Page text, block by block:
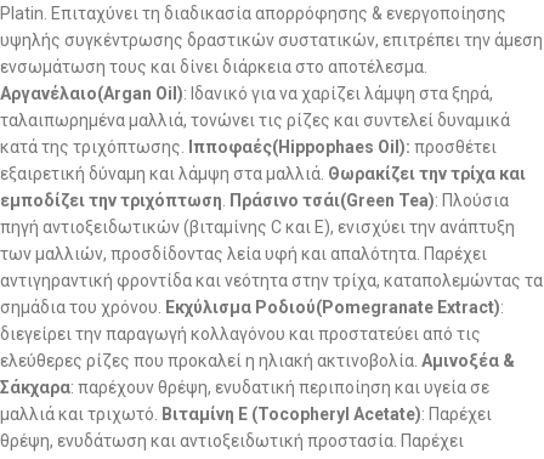
Platin. Επιταχύνει τη διαδικασία απορρόφησης & ενεργοποίησης
υψηλής συγκέντρωσης δραστικών συστατικών, επιτρέπει την άμεση
ενσωμάτωση τους και δίνει διάρκεια στο αποτέλεσμα.
Αργανέλαιο(Argan Oil): Ιδανικό για να χαρίζει λάμψη στα ξηρά,
ταλαιπωρημένα μαλλιά, τονώνει τις ρίζες και συντελεί δυναμικά
κατά της τριχόπτωσης.
Ιπποφαές(Hippophaes Oil): προσθέτει
εξαιρετική δύναμη και λάμψη στα μαλλιά. Θωρακίζει την τρίχα και
εμποδίζει την τριχόπτωση
Πράσινο τσάι(Green Tea): Πλούσια
πηγή αντιοξειδωτικών (βιταμίνης C και E), ενισχύει την ανάπτυξη
των μαλλιών, προσδίδοντας λεία υφή και απαλότητα. Παρέχει
αντιγηραντική φροντίδα και νεότητα στην τρίχα, καταπολεμώντας τα
σημάδια του χρόνου.
Εκχύλισμα Ροδιού(Pomegranate Extract):
διεγείρει την παραγωγή κολλαγόνου και προστατεύει από τις
ελεύθερες ρίζες που προκαλεί η ηλιακή ακτινοβολία. Αμινοξέα &
Σάκχαρα: παρέχουν θρέψη, ενυδατική περιποίηση και υγεία σε
μαλλιά και τριχωτό.
Βιταμίνη Ε (Tocopheryl Acetate): Παρέχει
θρέψη, ενυδάτωση και αντιοξειδωτική προστασία. Παρέχει